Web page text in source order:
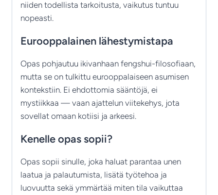
niiden todellista tarkoitusta, vaikutus tuntuu
nopeasti.
Eurooppalainen lähestymistapa
Opas pohjautuu ikivanhaan fengshui-filosofiaan,
mutta se on tulkittu eurooppalaiseen asumisen
kontekstiin. Ei ehdottomia sääntöjä, ei
mystiikkaa — vaan ajattelun viitekehys, jota
sovellat omaan kotiisi ja arkeesi.
Kenelle opas sopii?
Opas sopii sinulle, joka haluat parantaa unen
laatua ja palautumista, lisätä työtehoa ja
luovuutta sekä ymmärtää miten tila vaikuttaa